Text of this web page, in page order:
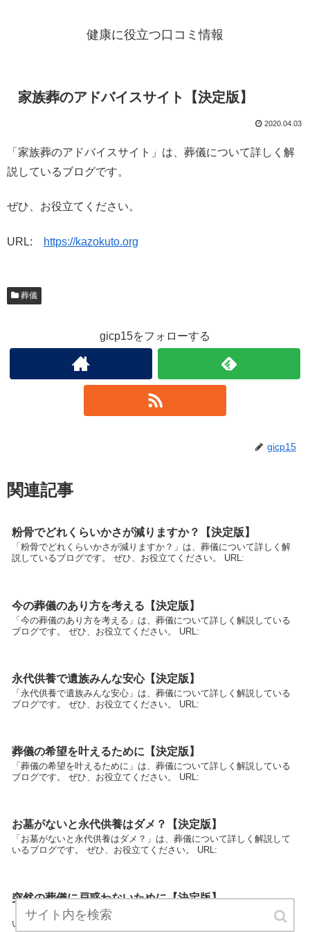
健康に役立つ口コミ情報
家族葬のアドバイスサイト【決定版】
2020.04.03
「家族葬のアドバイスサイト」は、葬儀について詳しく解
説しているブログです。
ぜひ、お役立てください。
URL: https://kazokuto.org
葬儀
gicp15をフォローする
gicp15
関連記事
粉骨でどれくらいかさが減りますか？【決定版】
「粉骨でどれくらいかさが減りますか？」は、葬儀について詳しく解
説しているブログです。 ぜひ、お役立てください。 URL:
今の葬儀のあり方を考える【決定版】
「今の葬儀のあり方を考える」は、葬儀について詳しく解説している
ブログです。 ぜひ、お役立てください。 URL:
永代供養で遺族みんな安心【決定版】
「永代供養で遺族みんな安心」は、葬儀について詳しく解説している
ブログです。 ぜひ、お役立てください。 URL:
葬儀の希望を叶えるために【決定版】
「葬儀の希望を叶えるために」は、葬儀について詳しく解説している
ブログです。 ぜひ、お役立てください。 URL:
お墓がないと永代供養はダメ？【決定版】
「お墓がないと永代供養はダメ？」は、葬儀について詳しく解説して
いるブログです。 ぜひ、お役立てください。 URL:
突然の葬儀に戸惑わないために【決定版】
「突然の葬儀に戸惑わないために」は、葬儀について詳しく解説して
いるブログです。 ぜひ、お役立てください。 URL: